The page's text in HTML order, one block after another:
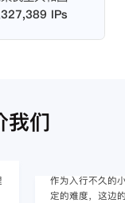
IPs
我们
作为一家跨境电
上面经营着多个